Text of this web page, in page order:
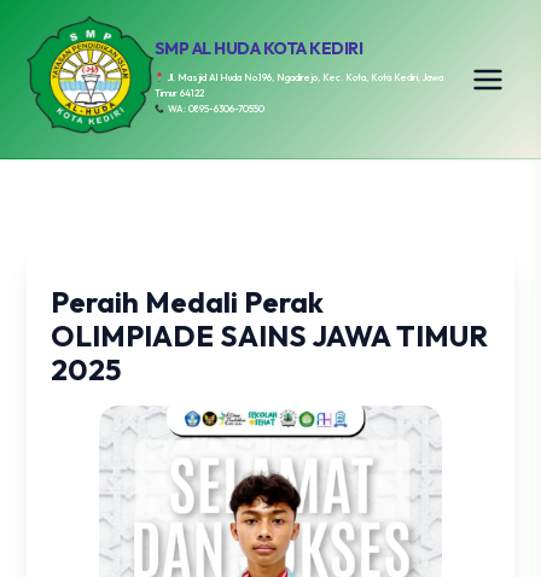
SMP AL HUDA KOTA KEDIRI
Jl. Masjid Al Huda No.196, Ngadirejo, Kec. Kota, Kota Kediri, Jawa
Timur 64122
WA: 0895-6306-70550
Peraih Medali Perak
OLIMPIADE SAINS JAWA TIMUR
2025